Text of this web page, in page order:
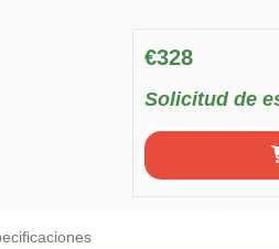
€328
Solicitud de